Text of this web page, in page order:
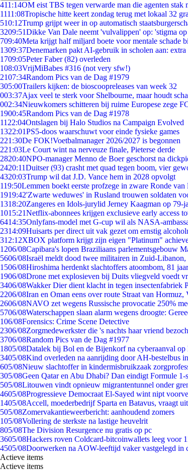
411:14OM eist TBS tegen verwarde man die agenten stak
1111:08Tropische hitte keert zondag terug met lokaal 32
510:12Trump grijpt weer in op automatisch
3209:51Dikke Van Dale neemt 'vulvalippen' op: 'stigma
709:40Meta krijgt half miljard boete voor mentale schade
1309:37Denemarken pakt AI-gebruik in scholen aan: extra
1709:05Peter Faber (82) overleden
108:03VrijMiBabes #316 (not very sfw!)
2107:34Random Pics van de Dag #1979
305:00Trailers kijken: de bioscoopreleases van week 32
003:37Ajax veel te sterk voor Shelbourne, maar houdt
002:34Nieuwkomers schitteren bij ruime Europese zege
1900:45Random Pics van de Dag #1978
11 22:04Ontslagen bij Halo Studios na Campaign Evolved
1322:01PS5-doos waarschuwt voor einde fysieke games
221:30De FOK!Voetbalmanager 2026/2027 is begonnen
221:03Le Court wint na nerveuze finale, Pieterse derde
2820:40NPO-manager Menno de Boer geschorst na
2420:11Duitser (93) crasht met quad tegen boom, vier
4320:03Trump wil dat J.D. Vance hem in 2028 opvolgt
119:50Lemmen boekt eerste profzege in zware Ronde van
1919:42'Zwarte weduwes' in Rusland trouwen soldaten
1318:20Zangeres en Idols-jurylid Jerney Kaagman op 79-
1015:21Netflix-abonnees krijgen exclusieve early access
6414:35Onlyfans-model met G-cup wil als NASA-
2314:09Huisarts per direct uit vak gezet om ernstig
312:12XBOX platform krijgt zijn eigen "Platinum"
1206/08Capibara's lopen Braziliaans parlementsgebouw
5606/08Israël meldt dood twee militairen in Zuid-Libanon,
1506/08Hiroshima herdenkt slachtoffers atoombom, 81
1906/08Drone met explosieven bij Duits vliegveld voedt
3406/08Wakker Dier dient klacht in tegen insectenfabriek
2206/08Iran en Oman eens over route Straat van Hormuz,
2606/08NAVO zet wegens Russische provocatie 250%
5706/08Waterschappen slaan alarm wegens droogte:
106/08Forensics: Crime Scene Detective
2306/08Zorgmedewerkster die 's nachts haar vriend
3706/08Random Pics van de Dag #1977
1805/08Datalek bij Bol en de Bijenkorf na cyberaanval op
3405/08Kind overleden na aanrijding door AH-bestelbus
605/08Nieuw slachtoffer in kindermisbruikzaak
305/08Geen Qatar en Abu Dhabi? Dan eindigt Formule
505/08Litouwen vindt opnieuw migrantentunnel onder
4605/08Progressieve Democraat El-Sayed wint nipt
1405/08Accell, moederbedrijf Sparta en Batavus, vraagt
505/08Zomervakantieweerbericht: aanhoudend zomers
105/08Vollering de sterkste na lastige heuvelrit
805/08The Division Resurgence nu gratis op pc
3605/08Hackers roven Coldcard-bitcoinwallets leeg voor
4505/08Doorwerken na AOW-leeftijd vaker vastgelegd in
Actieve items
Actieve items